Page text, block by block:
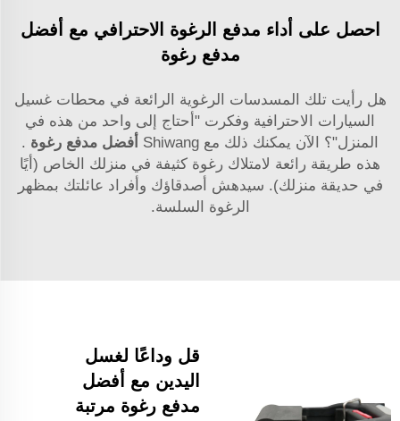
احصل على أداء مدفع الرغوة الاحترافي مع أفضل
مدفع رغوة
هل رأيت تلك المسدسات الرغوية الرائعة في محطات غسيل
السيارات الاحترافية وفكرت "أحتاج إلى واحد من هذه في
المنزل"؟ الآن يمكنك ذلك مع Shiwang
أفضل مدفع رغوة .
هذه طريقة رائعة لامتلاك رغوة كثيفة في منزلك الخاص (أيًا
في حديقة منزلك). سيدهش أصدقاؤك وأفراد عائلتك بمظهر
الرغوة السلسة.
قل وداعًا لغسل
اليدين مع أفضل
مدفع رغوة مرتبة